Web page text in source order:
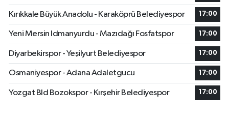
Kırıkkale Büyük Anadolu - Karaköprü Belediyespor 17:00
Yeni Mersin Idmanyurdu - Mazıdağı Fosfatspor 17:00
Diyarbekirspor - Yeşilyurt Belediyespor 17:00
Osmaniyespor - Adana Adaletgucu 17:00
Yozgat Bld Bozokspor - Kırşehir Belediyespor 17:00